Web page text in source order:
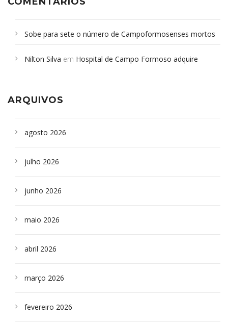
Sobe para sete o número de Campoformosenses mortos
Campoformosenses que morreram em desabamentos são
Nilton Silva em Hospital de Campo Formoso adquire
ARQUIVOS
agosto 2026
julho 2026
junho 2026
maio 2026
abril 2026
março 2026
fevereiro 2026